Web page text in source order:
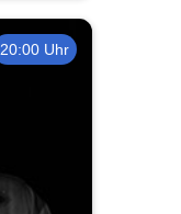
20:00 Uhr